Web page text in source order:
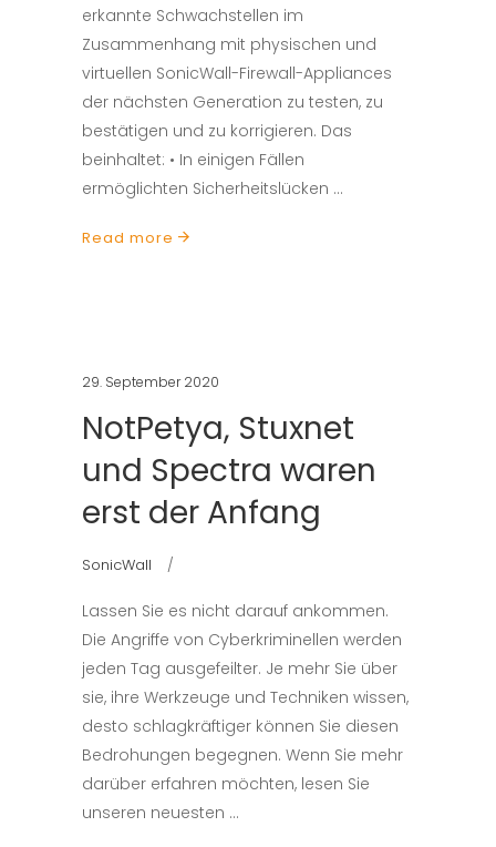
erkannte Schwachstellen im
Zusammenhang mit physischen und
virtuellen SonicWall-Firewall-Appliances
der nächsten Generation zu testen, zu
bestätigen und zu korrigieren. Das
beinhaltet: • In einigen Fällen
ermöglichten Sicherheitslücken
Read more
29. September 2020
NotPetya, Stuxnet
und Spectra waren
erst der Anfang
SonicWall
Lassen Sie es nicht darauf ankommen.
Die Angriffe von Cyberkriminellen werden
jeden Tag ausgefeilter. Je mehr Sie über
sie, ihre Werkzeuge und Techniken wissen,
desto schlagkräftiger können Sie diesen
Bedrohungen begegnen. Wenn Sie mehr
darüber erfahren möchten, lesen Sie
unseren neuesten